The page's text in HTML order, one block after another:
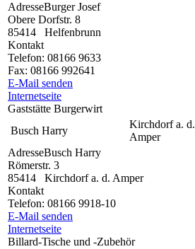
AdresseBurger Josef
Obere Dorfstr. 8
85414
Helfenbrunn
Kontakt
Telefon: 08166 9633
Fax: 08166 992641
E-Mail senden
Internetseite
Gaststätte Burgerwirt
Busch Harry
Kirchdorf a. d.
Amper
AdresseBusch Harry
Römerstr. 3
85414
Kirchdorf a. d. Amper
Kontakt
Telefon: 08166 9918-10
E-Mail senden
Internetseite
Billard-Tische und -Zubehör